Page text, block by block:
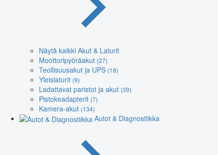
Näytä kaikki Akut & Laturit
Moottoripyöräakut (27)
Teollisuusakut ja UPS (18)
Yleislaturit (9)
Ladattavat paristot ja akut (39)
Pistokeadapterit (7)
Kamera-akut (134)
Autot & Diagnostiikka